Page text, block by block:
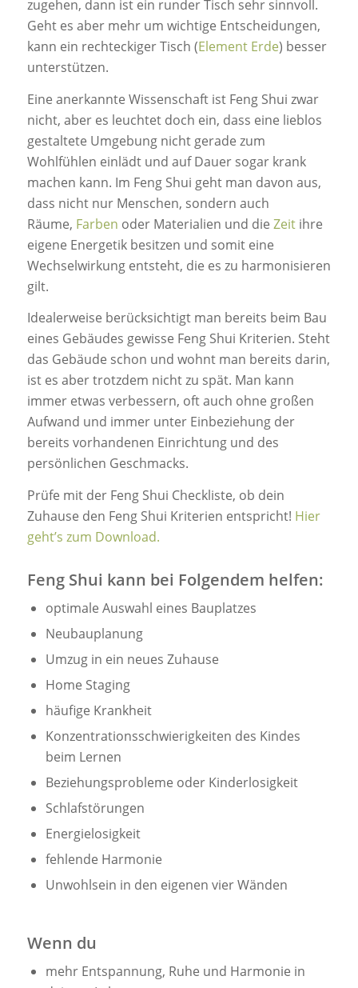
zugehen, dann ist ein runder Tisch sehr sinnvoll.
Geht es aber mehr um wichtige Entscheidungen,
kann ein rechteckiger Tisch (Element Erde) besser
unterstützen.
Eine anerkannte Wissenschaft ist Feng Shui zwar
nicht, aber es leuchtet doch ein, dass eine lieblos
gestaltete Umgebung nicht gerade zum
Wohlfühlen einlädt und auf Dauer sogar krank
machen kann. Im Feng Shui geht man davon aus,
dass nicht nur Menschen, sondern auch
Räume, Farben oder Materialien und die Zeitihre
eigene Energetik besitzen und somit eine
Wechselwirkung entsteht, die es zu harmonisieren
gilt.
Idealerweise berücksichtigt man bereits beim Bau
eines Gebäudes gewisse Feng Shui Kriterien. Steht
das Gebäude schon und wohnt man bereits darin,
ist es aber trotzdem nicht zu spät. Man kann
immer etwas verbessern, oft auch ohne großen
Aufwand und immer unter Einbeziehung der
bereits vorhandenen Einrichtung und des
persönlichen Geschmacks.
Prüfe mit der Feng Shui Checkliste, ob dein
Zuhause den Feng Shui Kriterien entspricht! Hier
geht’s zum Download.
Feng Shui kann bei Folgendem helfen:
optimale Auswahl eines Bauplatzes
Neubauplanung
Umzug in ein neues Zuhause
Home Staging
häufige Krankheit
Konzentrationsschwierigkeiten des Kindes
beim Lernen
Beziehungsprobleme oder Kinderlosigkeit
Schlafstörungen
Energielosigkeit
fehlende Harmonie
Unwohlsein in den eigenen vier Wänden
Wenn du
mehr Entspannung, Ruhe und Harmonie in